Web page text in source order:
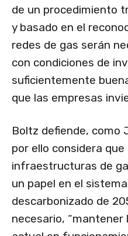
de un procedimiento
y basado en el
redes de gas serán
con condiciones de
suficientemente
que las empresas
Boltz defiende, como
por ello considera
infraestructuras de
un papel en el
descarbonizado de
necesario,